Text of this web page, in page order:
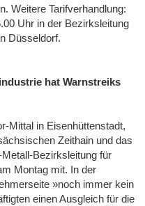
Weitere Tarifverhandlung:
Uhr in der Bezirksleitung
Düsseldorf.
hat Warnstreiks
Mittal in Eisenhüttenstadt,
Zeithain und das
Bezirksleitung für
Montag mit. In der
»noch immer kein
einen Ausgleich für die